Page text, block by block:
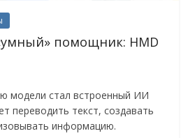
помощник: HMD
модели стал встроенный ИИ
переводить текст, создавать
информацию.